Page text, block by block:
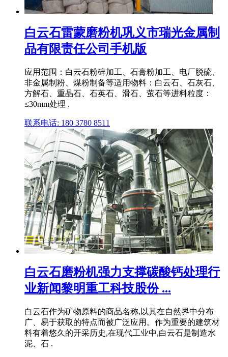
白云石雷蒙磨粉机巩义市瑞光金属制
品有限责任公司手机版
应用范围：白云石粉碎加工、石膏粉加工、电厂脱硫、
非金属制粉、煤粉制备等适用物料：白云石、石灰石、
方解石、重晶石、石英石、滑石、萤石等进料粒度：
≤30mm处理 .
联系电话: 180 3780 8511
白云石磨粉机强力支撑碳酸钙处理行
业新闻黎明重工科技股份 ...
白云石作为矿物原料的商品名称,以其在自然界中分布
广、易于获取的特点而被广泛应用。作为重要的建筑材
料有着悠久的开采历史,在现代工业中,白云石是制造水
泥、石 .